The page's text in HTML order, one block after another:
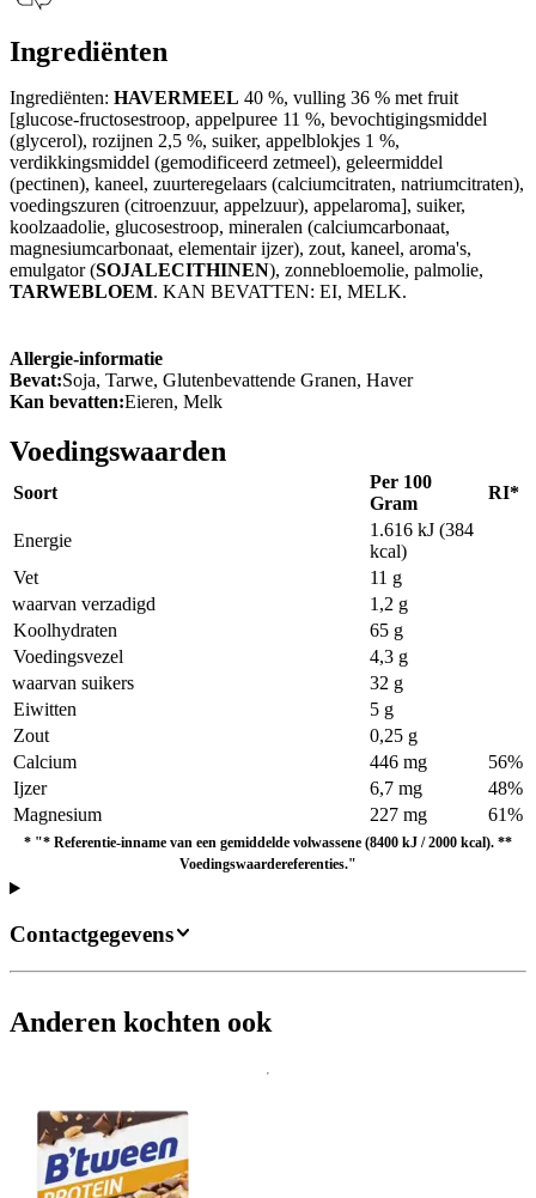
Ingrediënten
Ingrediënten: HAVERMEEL 40 %, vulling 36 % met fruit
[glucose-fructosestroop, appelpuree 11 %, bevochtigingsmiddel
(glycerol), rozijnen 2,5 %, suiker, appelblokjes 1 %,
verdikkingsmiddel (gemodificeerd zetmeel), geleermiddel
(pectinen), kaneel, zuurteregelaars (calciumcitraten, natriumcitraten),
voedingszuren (citroenzuur, appelzuur), appelaroma], suiker,
koolzaadolie, glucosestroop, mineralen (calciumcarbonaat,
magnesiumcarbonaat, elementair ijzer), zout, kaneel, aroma's,
emulgator (SOJALECITHINEN), zonnebloemolie, palmolie,
TARWEBLOEM. KAN BEVATTEN: EI, MELK.
Allergie-informatie
Bevat:Soja, Tarwe, Glutenbevattende Granen, Haver
Kan bevatten:Eieren, Melk
Voedingswaarden
Soort
Per 100
Gram
RI*
Energie
1.616 kJ (384
kcal)
Vet
11 g
waarvan verzadigd
1,2 g
Koolhydraten
65 g
Voedingsvezel
4,3 g
waarvan suikers
32 g
Eiwitten
5 g
Zout
0,25 g
Calcium
446 mg
56%
Ijzer
6,7 mg
48%
Magnesium
227 mg 61%
* "* Referentie-inname van een gemiddelde volwassene (8400 kJ / 2000 kcal). **
Voedingswaardereferenties."
Contactgegevens
Anderen kochten ook